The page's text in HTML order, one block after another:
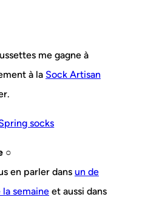
me gagne à
à la Sock Artisan
○
en parler dans un de
semaine et aussi dans